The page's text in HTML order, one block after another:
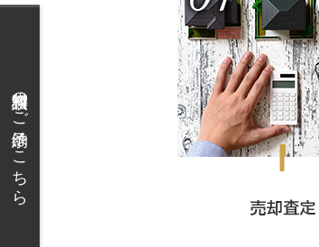
無料相談のご予約はこちら